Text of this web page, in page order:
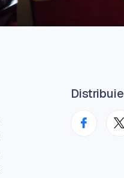
Distribuie